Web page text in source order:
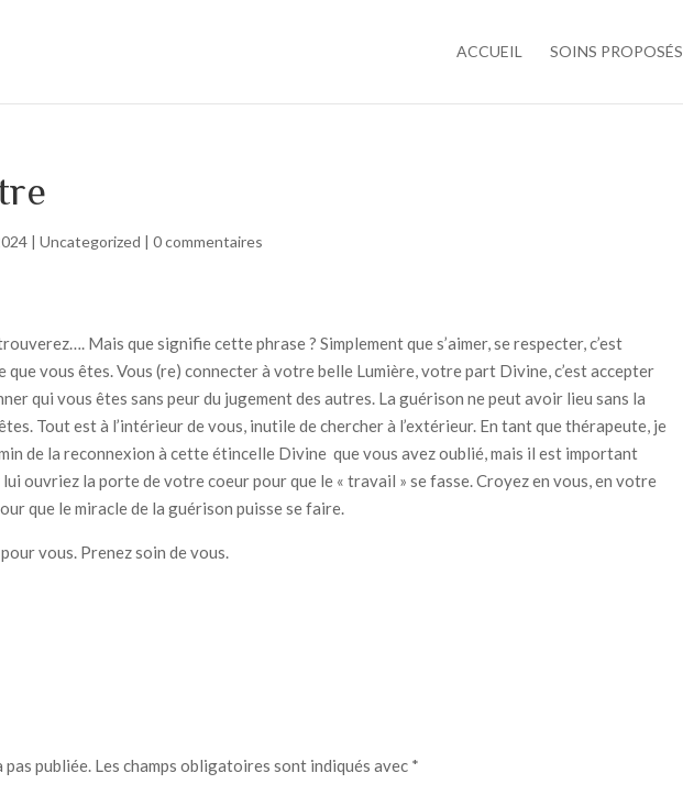
ACCUEIL SOINS PROPOSÉS
|Uncategorized |0 commentaires
Mais que signifie cette phrase ? Simplement que s’aimer, se respecter, c’est
que vous êtes. Vous (re) connecter à votre belle Lumière, votre part Divine, c’est accepter
qui vous êtes sans peur du jugement des autres. La guérison ne peut avoir lieu sans la
Tout est à l’intérieur de vous, inutile de chercher à l’extérieur. En tant que thérapeute, je
de la reconnexion à cette étincelle Divine que vous avez oublié, mais il est important
ouvriez la porte de votre coeur pour que le « travail » se fasse. Croyez en vous, en votre
que le miracle de la guérison puisse se faire.
vous. Prenez soin de vous.
pas publiée. Les champs obligatoires sont indiqués avec *